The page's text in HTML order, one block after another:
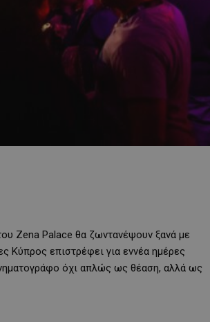
Zena Palace θα ζωντανέψουν ξανά με
Κύπρος επιστρέφει για εννέα ημέρες
όχι απλώς ως θέαση, αλλά ως